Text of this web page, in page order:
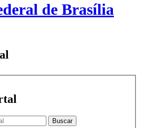
de Brasília
Buscar